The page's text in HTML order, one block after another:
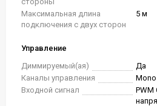
Максимальная длина
подключения с двух сторон
5 м
Управление
Диммируемый(ая)
Да
Каналы управления
Mono
Входной сигнал